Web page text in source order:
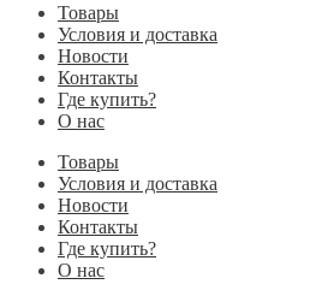
Товары
Условия и доставка
Новости
Контакты
Где купить?
О нас
Товары
Условия и доставка
Новости
Контакты
Где купить?
О нас